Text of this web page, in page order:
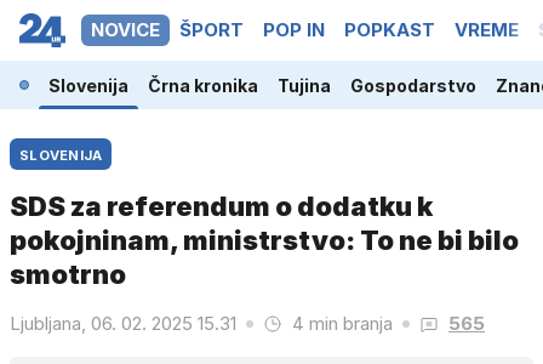
NOVICE ŠPORT POP IN POPKAST VREME
Slovenija Črna kronika Tujina Gospodarstvo
SLOVENIJA
SDS za referendum o dodatku k
pokojninam, ministrstvo: To ne bi bilo
smotrno
Ljubljana, 06. 02. 2025 15.31 4 min branja 565